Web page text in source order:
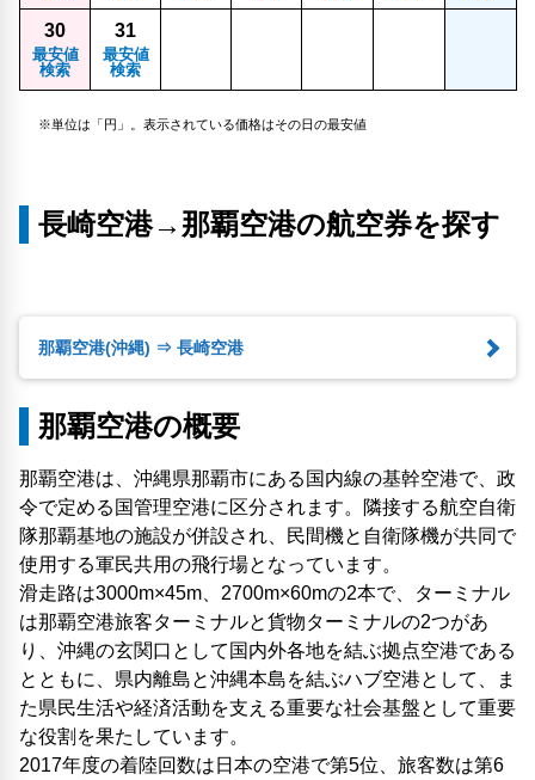
30
最安値
検索
31
最安値
検索
※単位は「円」。表示されている価格はその日の最安値
長崎空港→那覇空港の航空券を探す
那覇空港(沖縄) ⇒ 長崎空港
那覇空港の概要
那覇空港は、沖縄県那覇市にある国内線の基幹空港で、政
令で定める国管理空港に区分されます。隣接する航空自衛
隊那覇基地の施設が併設され、民間機と自衛隊機が共同で
使用する軍民共用の飛行場となっています。
滑走路は3000m×45m、2700m×60mの2本で、ターミナル
は那覇空港旅客ターミナルと貨物ターミナルの2つがあ
り、沖縄の玄関口として国内外各地を結ぶ拠点空港である
とともに、県内離島と沖縄本島を結ぶハブ空港として、ま
た県民生活や経済活動を支える重要な社会基盤として重要
な役割を果たしています。
2017年度の着陸回数は日本の空港で第5位、旅客数は第6